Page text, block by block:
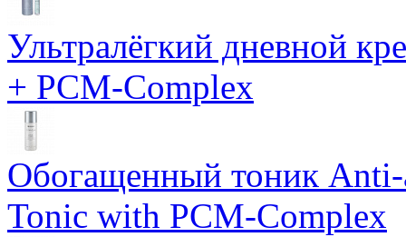
Ультралёгкий дневной
+ PCM-Complex
Обогащенный тоник Anti-
Tonic with PCM-Complex